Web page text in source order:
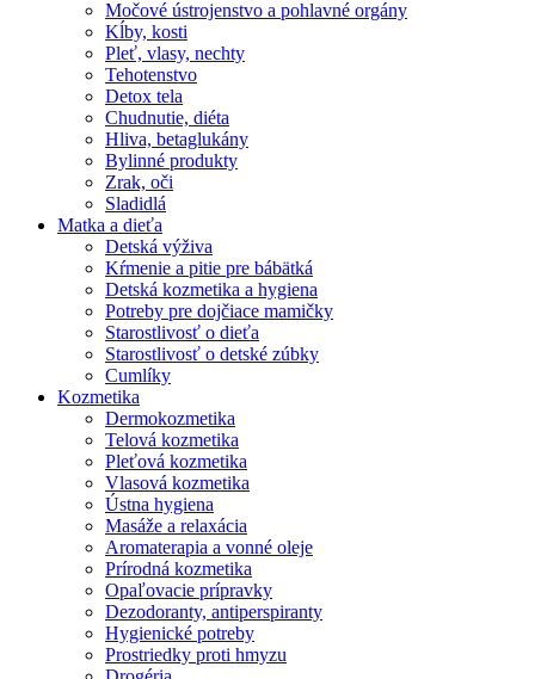
Močové ústrojenstvo a pohlavné orgány
Kĺby, kosti
Pleť, vlasy, nechty
Tehotenstvo
Detox tela
Chudnutie, diéta
Hliva, betaglukány
Bylinné produkty
Zrak, oči
Sladidlá
Matka a dieťa
Detská výživa
Kŕmenie a pitie pre bábätká
Detská kozmetika a hygiena
Potreby pre dojčiace mamičky
Starostlivosť o dieťa
Starostlivosť o detské zúbky
Cumlíky
Kozmetika
Dermokozmetika
Telová kozmetika
Pleťová kozmetika
Vlasová kozmetika
Ústna hygiena
Masáže a relaxácia
Aromaterapia a vonné oleje
Prírodná kozmetika
Opaľovacie prípravky
Dezodoranty, antiperspiranty
Hygienické potreby
Prostriedky proti hmyzu